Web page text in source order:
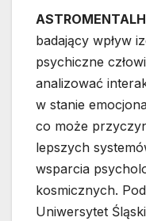
badający wpływ
psychiczne
analizować
w stanie
co może
lepszych
wsparcia
kosmicznych.
Uniwersytet